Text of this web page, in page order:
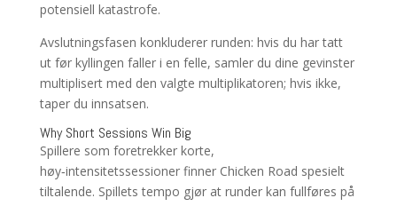
potensiell katastrofe.
Avslutningsfasen konkluderer runden: hvis du har tatt
ut før kyllingen faller i en felle, samler du dine gevinster
multiplisert med den valgte multiplikatoren; hvis ikke,
taper du innsatsen.
Why Short Sessions Win Big
Spillere som foretrekker korte,
høy‑intensitetssessioner finner Chicken Road spesielt
tiltalende. Spillets tempo gjør at runder kan fullføres på